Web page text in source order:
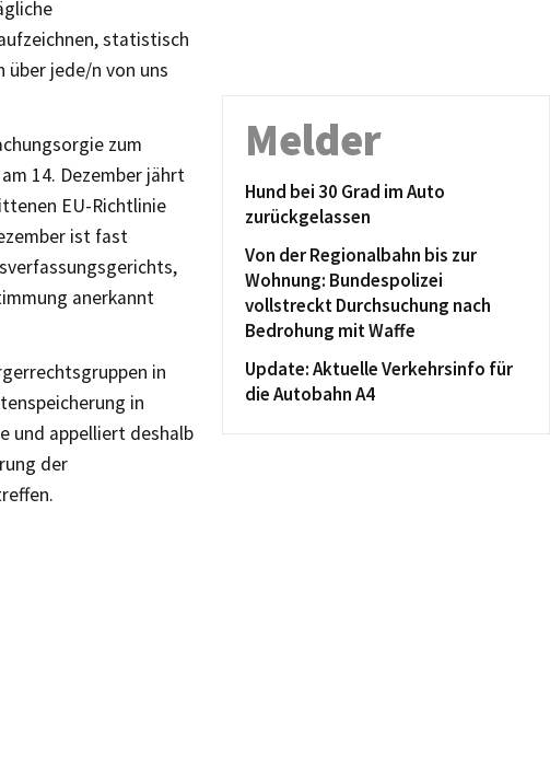
statistisch
jede/n von uns
zum
14. Dezember jährt
EU-Richtlinie
ist fast
anerkannt
in
in
und appelliert deshalb
der
Melder
Hund bei 30 Grad im Auto
zurückgelassen
Von der Regionalbahn bis zur
Wohnung: Bundespolizei
vollstreckt Durchsuchung nach
Bedrohung mit Waffe
Update: Aktuelle Verkehrsinfo für
die Autobahn A4